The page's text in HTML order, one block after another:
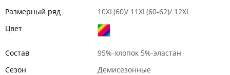
Размерный ряд
10XL(60)/ 11XL(60-62)/ 12XL
Цвет
Состав
95%-хлопок 5%-эластан
Сезон
Демисезонные